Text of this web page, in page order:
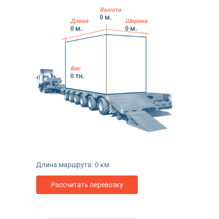
Ширина
0 м.
Высота
0 м.
Длина
0 м.
Вес
0тн.
Длина маршрута: 0 км
Рассчитать перевозку